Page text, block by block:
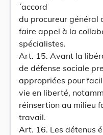
´accord
du procureur général
faire appel à la
spécialistes.
Art. 15. Avant la
de défense sociale
appropriées pour
vie en liberté,
réinsertion au milieu
travail.
Art. 16. Les détenus